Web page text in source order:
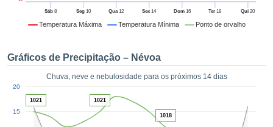
fornecer-
de alta
ACEITAR
CONTINUAR
Temperatura Máxima Temperatura Mínima Ponto de orvalho
Sáb8 Seg10 Qua12 Sex 14 Dom16 Ter 18 Qui 20
Gráficos de Precipitação – Névoa
Chuva, neve e nebulosidade para os próximos 14 dias
15
20
1021 1021
1018